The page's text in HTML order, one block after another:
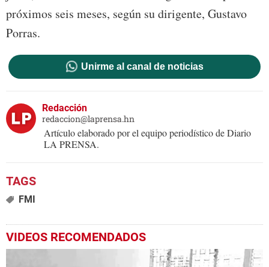
próximos seis meses, según su dirigente, Gustavo
Porras.
Unirme al canal de noticias
Redacción
redaccion@laprensa.hn
Artículo elaborado por el equipo periodístico de Diario
LA PRENSA.
FMI
VIDEOS RECOMENDADOS